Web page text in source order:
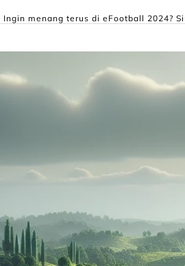
Ingin menang terus di eFootball 2024?